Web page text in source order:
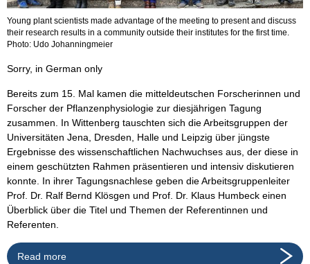
Young plant scientists made advantage of the meeting to present and discuss
their research results in a community outside their institutes for the first time.
Photo: Udo Johanningmeier
Sorry, in German only
Bereits zum 15. Mal kamen die mitteldeutschen Forscherinnen und
Forscher der Pflanzenphysiologie zur diesjährigen Tagung
zusammen. In Wittenberg tauschten sich die Arbeitsgruppen der
Universitäten Jena, Dresden, Halle und Leipzig über jüngste
Ergebnisse des wissenschaftlichen Nachwuchses aus, der diese in
einem geschützten Rahmen präsentieren und intensiv diskutieren
konnte. In ihrer Tagungsnachlese geben die Arbeitsgruppenleiter
Prof. Dr. Ralf Bernd Klösgen und Prof. Dr. Klaus Humbeck einen
Überblick über die Titel und Themen der Referentinnen und
Referenten.
Read more